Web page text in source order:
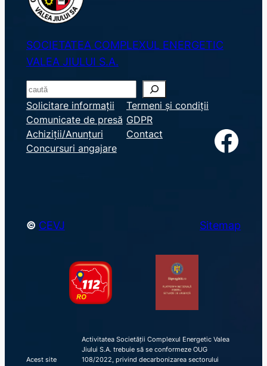
SOCIETATEA COMPLEXUL ENERGETIC
VALEA JIULUI S.A.
S
e
a
r
c
Solicitare informații
Comunicate de presă
Achiziții/Anunțuri
Concursuri angajare
Termeni și condiții
GDPR
Contact
Facebook
© CEVJ Sitemap
Acest site
Activitatea Societății Complexul Energetic Valea
Jiului S.A. trebuie să se conformeze OUG
108/2022, privind decarbonizarea sectorului